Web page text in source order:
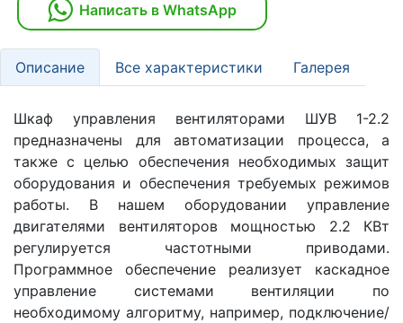
Написать в WhatsApp
Описание Все характеристики Галерея
Шкаф управления вентиляторами ШУВ 1-2.2
предназначены для автоматизации процесса, а
также с целью обеспечения необходимых защит
оборудования и обеспечения требуемых режимов
работы. В нашем оборудовании управление
двигателями вентиляторов мощностью 2.2 КВт
регулируется частотными приводами.
Программное обеспечение реализует каскадное
управление системами вентиляции по
необходимому алгоритму, например, подключение/